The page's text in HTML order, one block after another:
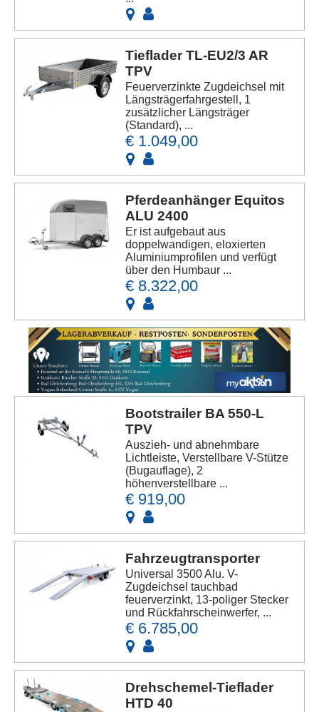
Tieflader TL-EU2/3 AR
TPV
Feuerverzinkte Zugdeichsel mit
Längsträgerfahrgestell, 1
zusätzlicher Längsträger
(Standard), ...
€ 1.049,00
Pferdeanhänger Equitos
ALU 2400
Er ist aufgebaut aus
doppelwandigen, eloxierten
Aluminiumprofilen und verfügt
über den Humbaur ...
€ 8.322,00
Bootstrailer BA 550-L
TPV
Auszieh- und abnehmbare
Lichtleiste, Verstellbare V-Stütze
(Bugauflage), 2
höhenverstellbare ...
€ 919,00
Fahrzeugtransporter
Universal 3500 Alu. V-
Zugdeichsel tauchbad
feuerverzinkt, 13-poliger Stecker
und Rückfahrscheinwerfer, ...
€ 6.785,00
Drehschemel-Tieflader
HTD 40